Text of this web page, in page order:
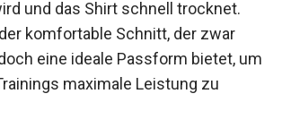
abgestimmt. Eine spezielle
Materialien sorgt
effizient nach außen
und das Shirt schnell trocknet.
komfortable Schnitt, der zwar